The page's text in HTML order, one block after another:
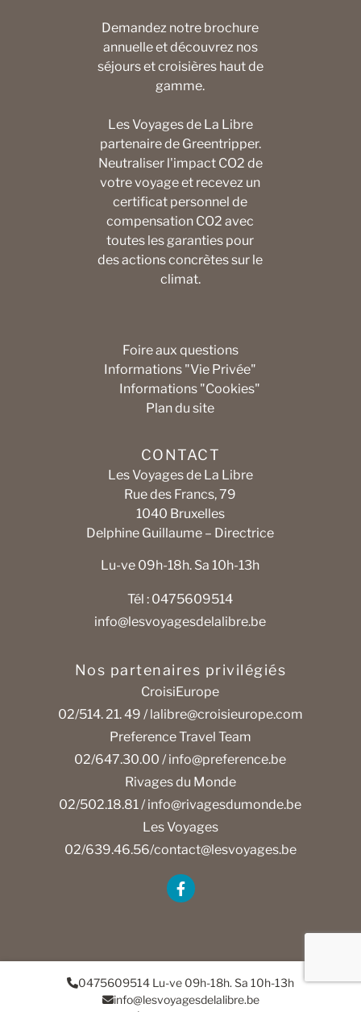
CONTACT
Les Voyages de La Libre
Rue des Francs, 79
1040 Bruxelles
Delphine Guillaume – Directrice
Lu-ve 09h-18h. Sa 10h-13h
Tél : 0475609514
info@lesvoyagesdelalibre.be
Nos partenaires privilégiés
CroisiEurope
02/514. 21. 49 / lalibre@croisieurope.com
Preference Travel Team
02/647.30.00 /info@preference.be
Rivages du Monde
02/502.18.81 /info@rivagesdumonde.be
Les Voyages
02/639.46.56/contact@lesvoyages.be
Demandez notre brochure
annuelle et découvrez nos
séjours et croisières haut de
gamme.
Les Voyages de La Libre
partenaire de Greentripper.
Neutraliser l'impact CO2 de
votre voyage et recevez un
certificat personnel de
compensation CO2 avec
toutes les garanties pour
des actions concrètes sur le
climat.
Foire aux questions
Informations "Vie Privée"
Informations "Cookies"
Plan du site
0475609514 Lu-ve 09h-18h. Sa 10h-13h
info@lesvoyagesdelalibre.be